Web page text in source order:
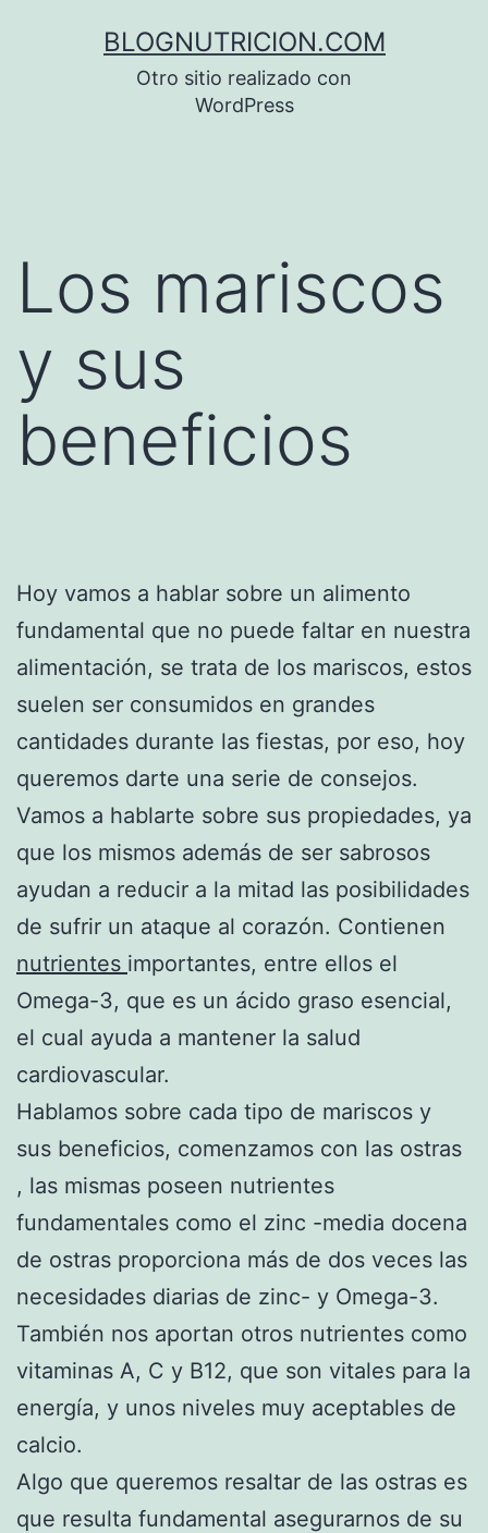
BLOGNUTRICION.COM
Otro sitio realizado con
WordPress
Los mariscos
y sus
beneficios
Hoy vamos a hablar sobre un alimento
fundamental que no puede faltar en nuestra
alimentación, se trata de los mariscos, estos
suelen ser consumidos en grandes
cantidades durante las fiestas, por eso, hoy
queremos darte una serie de consejos.
Vamos a hablarte sobre sus propiedades, ya
que los mismos además de ser sabrosos
ayudan a reducir a la mitad las posibilidades
de sufrir un ataque al corazón. Contienen
nutrientes importantes, entre ellos el
Omega-3, que es un ácido graso esencial,
el cual ayuda a mantener la salud
cardiovascular.
Hablamos sobre cada tipo de mariscos y
sus beneficios, comenzamos con las ostras
, las mismas poseen nutrientes
fundamentales como el zinc -media docena
de ostras proporciona más de dos veces las
necesidades diarias de zinc- y Omega-3.
También nos aportan otros nutrientes como
vitaminas A, C y B12, que son vitales para la
energía, y unos niveles muy aceptables de
calcio.
Algo que queremos resaltar de las ostras es
que resulta fundamental asegurarnos de su